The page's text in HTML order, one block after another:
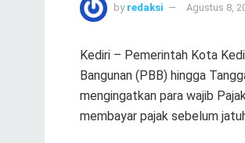
by redaksi Agustus 8,
Kediri – Pemerintah Kota
Bangunan (PBB) hingga
mengingatkan para wajib
membayar pajak sebelum